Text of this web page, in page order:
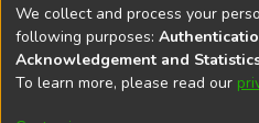
Full item page
DSpace software
We collect and process your
following purposes:
Acknowledgement and
To learn more, please read our